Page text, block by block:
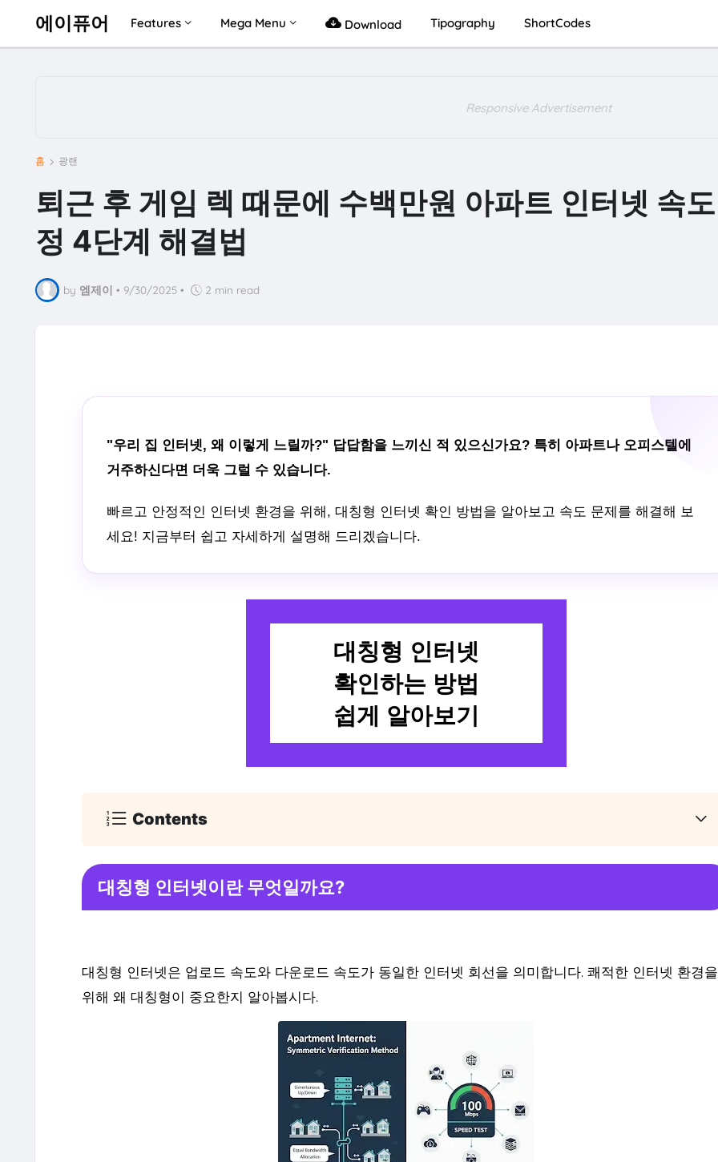
에이퓨어 Features Mega Menu Download Tipography ShortCodes
Responsive Advertisement
홈 광랜
퇴근 후 게임 렉 때문에 수백만원 아파트 인터넷 속
정 4단계 해결법
by 엠제이 • 9/30/2025 • 2 min read
"우리 집 인터넷, 왜 이렇게 느릴까?" 답답함을 느끼신 적 있으신가요? 특히 아파트나 오피스텔에
거주하신다면 더욱 그럴 수 있습니다.
빠르고 안정적인 인터넷 환경을 위해, 대칭형 인터넷 확인 방법을 알아보고 속도 문제를 해결해 보
세요! 지금부터 쉽고 자세하게 설명해 드리겠습니다.
대칭형 인터넷
확인하는 방법
쉽게 알아보기
Contents
대칭형 인터넷이란 무엇일까요?
대칭형 인터넷은 업로드 속도와 다운로드 속도가 동일한 인터넷 회선을 의미합니다. 쾌적한 인터넷 환경을
위해 왜 대칭형이 중요한지 알아봅시다.